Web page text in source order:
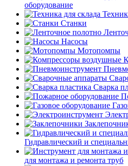
оборудование
Станки
Насосы
Мотопомпы
Сварка
Гидравлический и
для монтажа и ремонта труб